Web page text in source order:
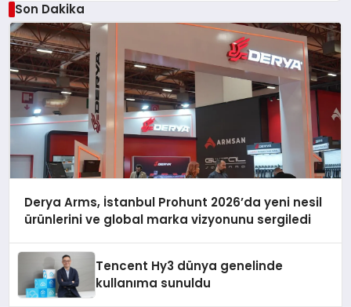
Son Dakika
Derya Arms, İstanbul Prohunt 2026’da yeni nesil
ürünlerini ve global marka vizyonunu sergiledi
Tencent Hy3 dünya genelinde
kullanıma sunuldu